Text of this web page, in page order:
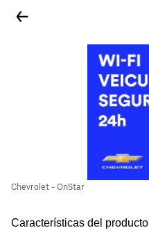
Chevrolet - OnStar
Características del producto